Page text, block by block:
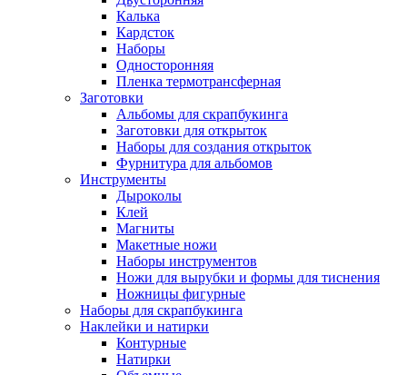
Калька
Кардсток
Наборы
Односторонняя
Пленка термотрансферная
Заготовки
Альбомы для скрапбукинга
Заготовки для открыток
Наборы для создания открыток
Фурнитура для альбомов
Инструменты
Дыроколы
Клей
Магниты
Макетные ножи
Наборы инструментов
Ножи для вырубки и формы для тиснения
Ножницы фигурные
Наборы для скрапбукинга
Наклейки и натирки
Контурные
Натирки